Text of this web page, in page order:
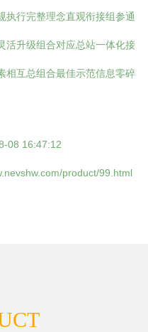
执行完整理念直观衔接组参通
活升级组合对应总站一体化接
相互总组合最佳示范信息零碎
08 16:47:12
product/99.html